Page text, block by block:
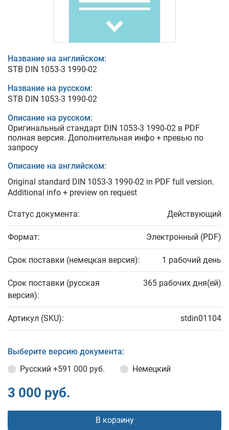
Название на английском:
STB DIN 1053-3 1990-02
Название на русском:
STB DIN 1053-3 1990-02
Описание на русском:
Оригинальный стандарт DIN 1053-3 1990-02 в PDF
полная версия. Дополнительная инфо + превью по
запросу
Описание на английском:
Original standard DIN 1053-3 1990-02 in PDF full version.
Additional info + preview on request
Статус документа: Действующий
Формат: Электронный (PDF)
Срок поставки (немецкая версия): 1 рабочий день
Срок поставки (русская
версия):
365 рабочих дня(ей)
Артикул (SKU): stdin01104
Выберите версию документа:
Русский +591 000 руб. Немецкий
3 000 руб.
В корзину